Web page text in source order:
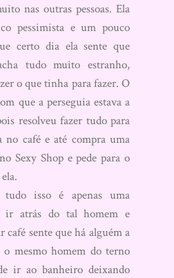
nas outras pessoas. Ela
pessimista e um pouco
certo dia ela sente que
tudo muito estranho,
o que tinha para fazer. O
que a perseguia estava a
resolveu fazer tudo para
no café e até compra uma
Sexy Shop e pede para o
isso é apenas uma
ir atrás do tal homem e
café sente que há alguém a
mesmo homem do terno
ir ao banheiro deixando